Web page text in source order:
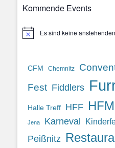
Kommende Events
HinweisEs sind keine
CFM Chemnitz
Fest Fiddlers
Halle Treff HFF HFM
Jena Karneval
Peißnitz